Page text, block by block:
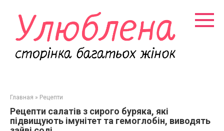
контенту
Главная » Рецепти
Рецепти салатів з сирого буряка, які
підвищують імунітет та гемоглобін, виводять